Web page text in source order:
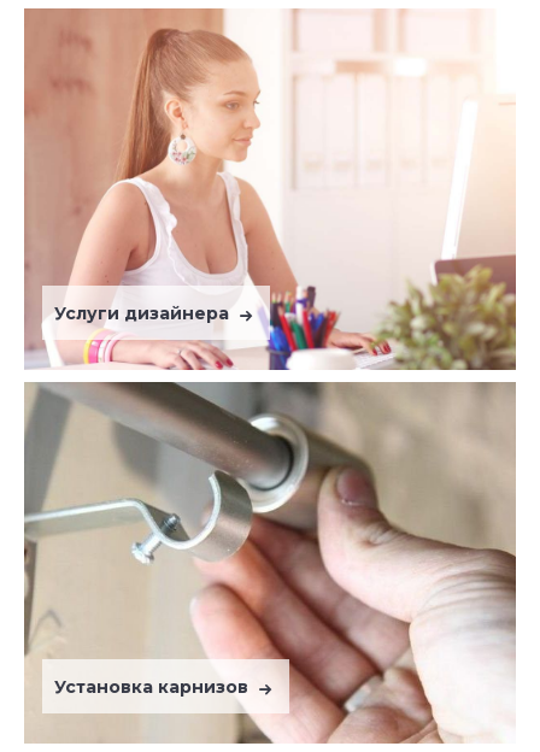
Услуги дизайнера
Установка карнизов